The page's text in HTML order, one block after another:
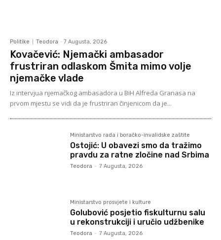
Politike Teodora - 7 Augusta, 2026
Kovačević: Njemački ambasador
frustriran odlaskom Šmita mimo volje
njemačke vlade
Iz intervjua njemačkog ambasadora u BiH Alfreda Granasa na
prvom mjestu se vidi da je frustriran činjenicom da je...
Ministarstvo rada i boračko-invalidske zaštite
Ostojić: U obavezi smo da tražimo
pravdu za ratne zločine nad Srbima
Teodora - 7 Augusta, 2026
Ministarstvo prosvjete i kulture
Golubović posjetio fiskulturnu salu
u rekonstrukciji i uručio udžbenike
Teodora - 7 Augusta, 2026